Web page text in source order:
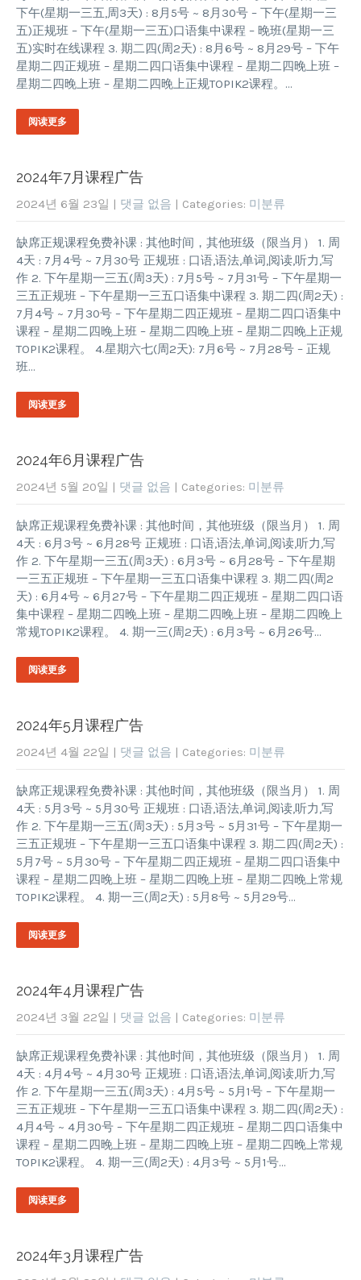
下午(星期一三五,周3天) : 8月5号 ~ 8月30号 – 下午(星期一三
五)正规班 – 下午(星期一三五)口语集中课程 – 晚班(星期一三
五)实时在线课程 3. 期二四(周2天) : 8月6号 ~ 8月29号 – 下午
星期二四正规班 – 星期二四口语集中课程 – 星期二四晚上班 –
星期二四晚上班 – 星期二四晚上正规TOPIK2课程。…
阅读更多
2024年7月课程广告
2024년 6월 23일 | 댓글 없음 | Categories: 미분류
缺席正规课程免费补课 : 其他时间，其他班级（限当月） 1. 周
4天 : 7月4号 ~ 7月30号 正规班 : 口语,语法,单词,阅读,听力,写
作 2. 下午星期一三五(周3天) : 7月5号 ~ 7月31号 – 下午星期一
三五正规班 – 下午星期一三五口语集中课程 3. 期二四(周2天) :
7月4号 ~ 7月30号 – 下午星期二四正规班 – 星期二四口语集中
课程 – 星期二四晚上班 – 星期二四晚上班 – 星期二四晚上正规
TOPIK2课程。 4.星期六七(周2天): 7月6号 ~ 7月28号 – 正规
班…
阅读更多
2024年6月课程广告
2024년 5월 20일 | 댓글 없음 | Categories: 미분류
缺席正规课程免费补课 : 其他时间，其他班级（限当月） 1. 周
4天 : 6月3号 ~ 6月28号 正规班 : 口语,语法,单词,阅读,听力,写
作 2. 下午星期一三五(周3天) : 6月3号 ~ 6月28号 – 下午星期
一三五正规班 – 下午星期一三五口语集中课程 3. 期二四(周2
天) : 6月4号 ~ 6月27号 – 下午星期二四正规班 – 星期二四口语
集中课程 – 星期二四晚上班 – 星期二四晚上班 – 星期二四晚上
常规TOPIK2课程。 4. 期一三(周2天) : 6月3号 ~ 6月26号…
阅读更多
2024年5月课程广告
2024년 4월 22일 | 댓글 없음 | Categories: 미분류
缺席正规课程免费补课 : 其他时间，其他班级（限当月） 1. 周
4天 : 5月3号 ~ 5月30号 正规班 : 口语,语法,单词,阅读,听力,写
作 2. 下午星期一三五(周3天) : 5月3号 ~ 5月31号 – 下午星期一
三五正规班 – 下午星期一三五口语集中课程 3. 期二四(周2天) :
5月7号 ~ 5月30号 – 下午星期二四正规班 – 星期二四口语集中
课程 – 星期二四晚上班 – 星期二四晚上班 – 星期二四晚上常规
TOPIK2课程。 4. 期一三(周2天) : 5月8号 ~ 5月29号…
阅读更多
2024年4月课程广告
2024년 3월 22일 | 댓글 없음 | Categories: 미분류
缺席正规课程免费补课 : 其他时间，其他班级（限当月） 1. 周
4天 : 4月4号 ~ 4月30号 正规班 : 口语,语法,单词,阅读,听力,写
作 2. 下午星期一三五(周3天) : 4月5号 ~ 5月1号 – 下午星期一
三五正规班 – 下午星期一三五口语集中课程 3. 期二四(周2天) :
4月4号 ~ 4月30号 – 下午星期二四正规班 – 星期二四口语集中
课程 – 星期二四晚上班 – 星期二四晚上班 – 星期二四晚上常规
TOPIK2课程。 4. 期一三(周2天) : 4月3号 ~ 5月1号…
阅读更多
2024年3月课程广告